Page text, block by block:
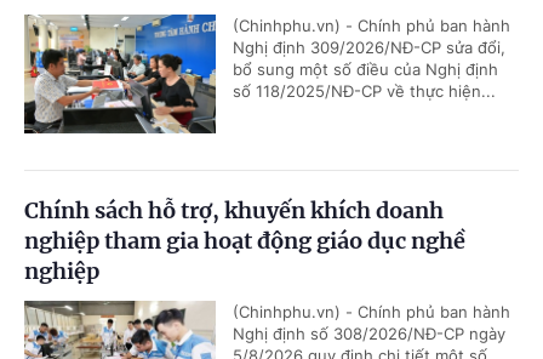
(Chinhphu.vn) - Chính phủ ban hành
Nghị định 309/2026/NĐ-CP sửa đổi,
bổ sung một số điều của Nghị định
số 118/2025/NĐ-CP về thực hiện...
Chính sách hỗ trợ, khuyến khích doanh
nghiệp tham gia hoạt động giáo dục nghề
nghiệp
(Chinhphu.vn) - Chính phủ ban hành
Nghị định số 308/2026/NĐ-CP ngày
5/8/2026 quy định chi tiết một số